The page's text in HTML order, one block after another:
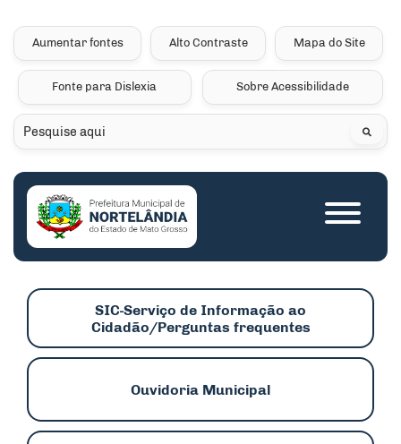
Seção de atalhos e
Ir para o menu [alt+2]
Ir para a busca [alt+3]
Ir para o rodapé [alt+4]
Aumentar fontes Alto Contraste Mapa do Site
Fonte para Dislexia Sobre Acessibilidade
Pesquisar
SIC-Serviço de Informação ao
Cidadão/Perguntas frequentes
Ouvidoria Municipal
Seção do menu